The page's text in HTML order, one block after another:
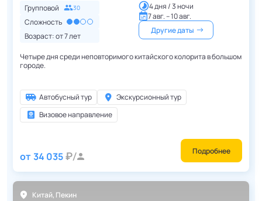
Групповой 30
Сложность
Возраст: от7лет
4 дня / 3 ночи
7 авг. – 10 авг.
Другие даты
Четыре дня среди неповторимого китайского колорита в большом
городе.
Автобусный тур
Экскурсионный тур
Визовое направление
от 34 035 Подробнее
Китай, Пекин